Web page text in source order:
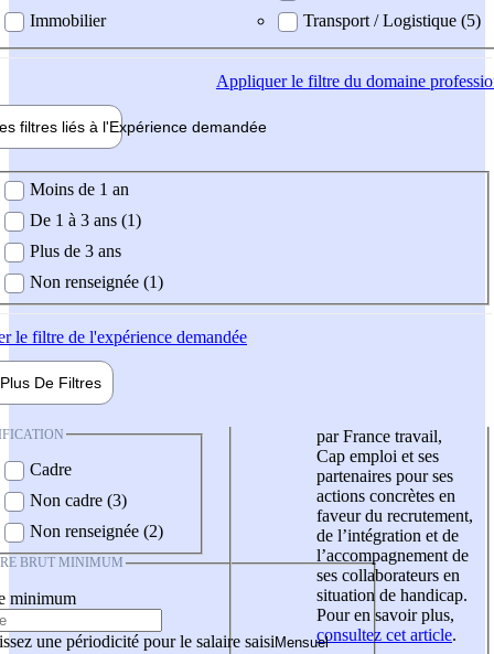
Immobilier
Transport / Logistique (5)
Appliquerle filtre du domaine
filtres liés à l'Expérience demandée
demandée
Moins de 1 an
De 1 à 3 ans (1)
Plus de 3 ans
Non renseignée (1)
le filtre de l'expérience demandée
Plus De Filtres
Cadre
Non cadre (3)
Non renseignée (2)
BRUT MINIMUM
minimum
une périodicité pour le salaire saisi
par France travail,
Cap emploi et ses
partenaires pour ses
actions concrètes en
faveur du recrutement,
de l’intégration et de
l’accompagnement de
ses collaborateurs en
situation de handicap.
Pour en savoir plus,
consultez cet article.